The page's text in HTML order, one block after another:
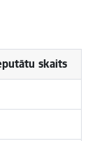
skaits